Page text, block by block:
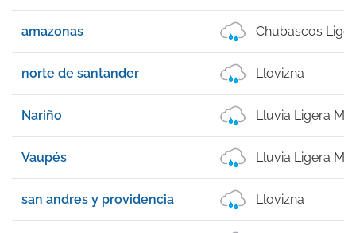
amazonas Chubascos
norte de santander Llovizna
Nariño Lluvia Ligera
Vaupés Lluvia Ligera
san andres y providencia Llovizna